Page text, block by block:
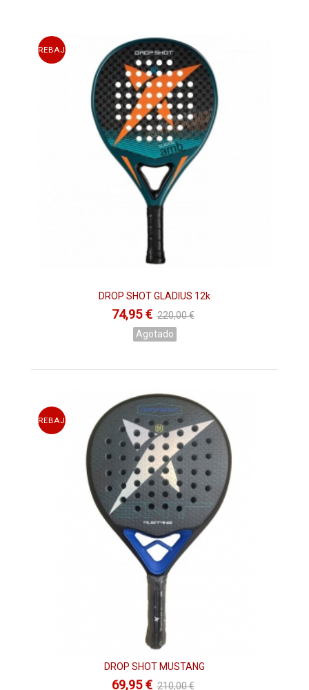
REBAJAS
DROP SHOT GLADIUS 12k
74,95 € 220,00 €
Agotado
REBAJAS
DROP SHOT MUSTANG
69,95 € 210,00 €